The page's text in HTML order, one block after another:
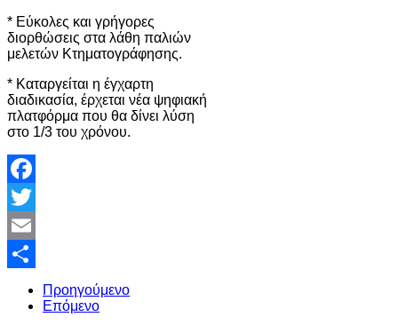
* Εύκολες και γρήγορες
διορθώσεις στα λάθη παλιών
μελετών Κτηματογράφησης.
* Καταργείται η έγχαρτη
διαδικασία, έρχεται νέα ψηφιακή
πλατφόρμα που θα δίνει λύση
στο 1/3 του χρόνου.
Facebook
Twitter
Email
Share
Προηγούμενο
Επόμενο